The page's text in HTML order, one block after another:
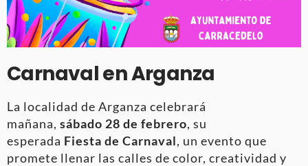
Carnaval en Arganza
La localidad de Arganza celebrará
mañana, sábado 28 de febrero, su
esperada Fiesta de Carnaval, un evento que
promete llenar las calles de color, creatividad y